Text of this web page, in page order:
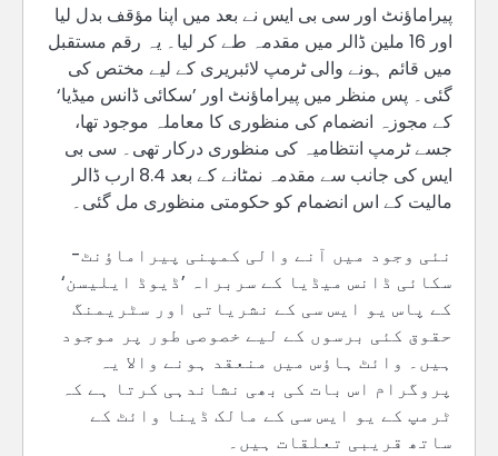
پیراماؤنٹ اور سی بی ایس نے بعد میں اپنا مؤقف بدل لیا
اور 16 ملین ڈالر میں مقدمہ طے کر لیا۔ یہ رقم مستقبل
میں قائم ہونے والی ٹرمپ لائبریری کے لیے مختص کی
گئی۔ پس منظر میں پیراماؤنٹ اور ’سکائی ڈانس میڈیا‘
کے مجوزہ انضمام کی منظوری کا معاملہ موجود تھا،
جسے ٹرمپ انتظامیہ کی منظوری درکار تھی۔ سی بی
ایس کی جانب سے مقدمہ نمٹانے کے بعد 8.4 ارب ڈالر
مالیت کے اس انضمام کو حکومتی منظوری مل گئی۔
نئی وجود میں آنے والی کمپنی پیراماؤنٹ-
سکائی ڈانس میڈیا کے سربراہ ’ڈیوڈ ایلیسن‘
کے پاس یو ایس سی کے نشریاتی اور سٹریمنگ
حقوق کئی برسوں کے لیے خصوصی طور پر موجود
ہیں۔ وائٹ ہاؤس میں منعقد ہونے والا یہ
پروگرام اس بات کی بھی نشاندہی کرتا ہے کہ
ٹرمپ کے یو ایس سی کے مالک ڈینا وائٹ کے
ساتھ قریبی تعلقات ہیں۔